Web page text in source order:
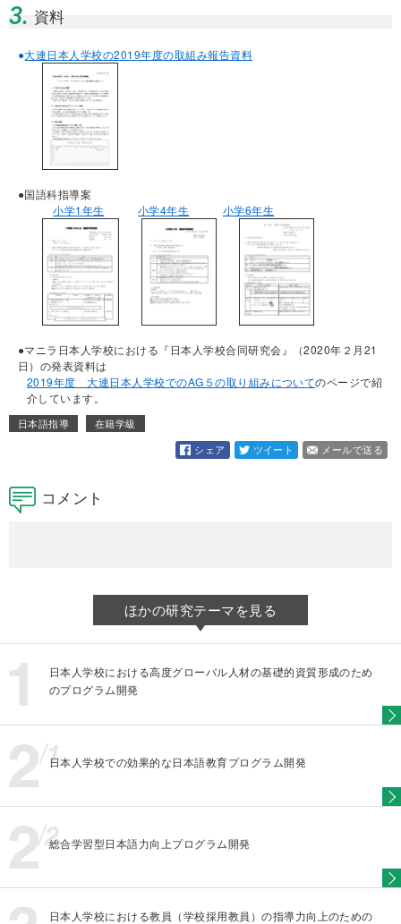
3. 資料
●大連日本人学校の2019年度の取組み報告資料
●国語科指導案
小学1年生
小学4年生 小学6年生
●マニラ日本人学校における『日本人学校合同研究会』（2020年２月21
日）の発表資料は
2019年度 大連日本人学校でのAG５の取り組みについてのページで紹
介しています。
日本語指導
在籍学級
シェア
ツイート メールで送る
コメント
ほかの研究テーマを見る
日本人学校における高度グローバル人材の基礎的資質形成のため
のプログラム開発
日本人学校での効果的な日本語教育プログラム開発
総合学習型日本語力向上プログラム開発
日本人学校における教員（学校採用教員）の指導力向上のための